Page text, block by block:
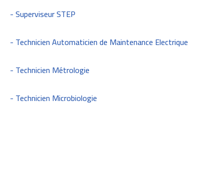
- Superviseur STEP
- Technicien Automaticien de Maintenance Electrique
- Technicien Métrologie
- Technicien Microbiologie